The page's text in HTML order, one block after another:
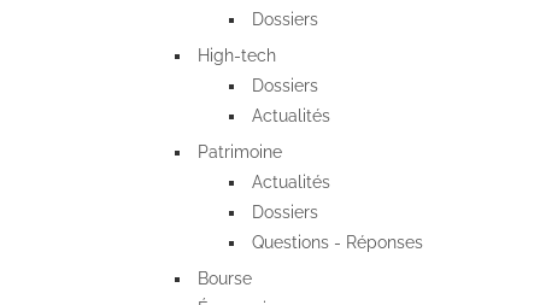
Dossiers
High-tech
Dossiers
Actualités
Patrimoine
Actualités
Dossiers
Questions - Réponses
Bourse